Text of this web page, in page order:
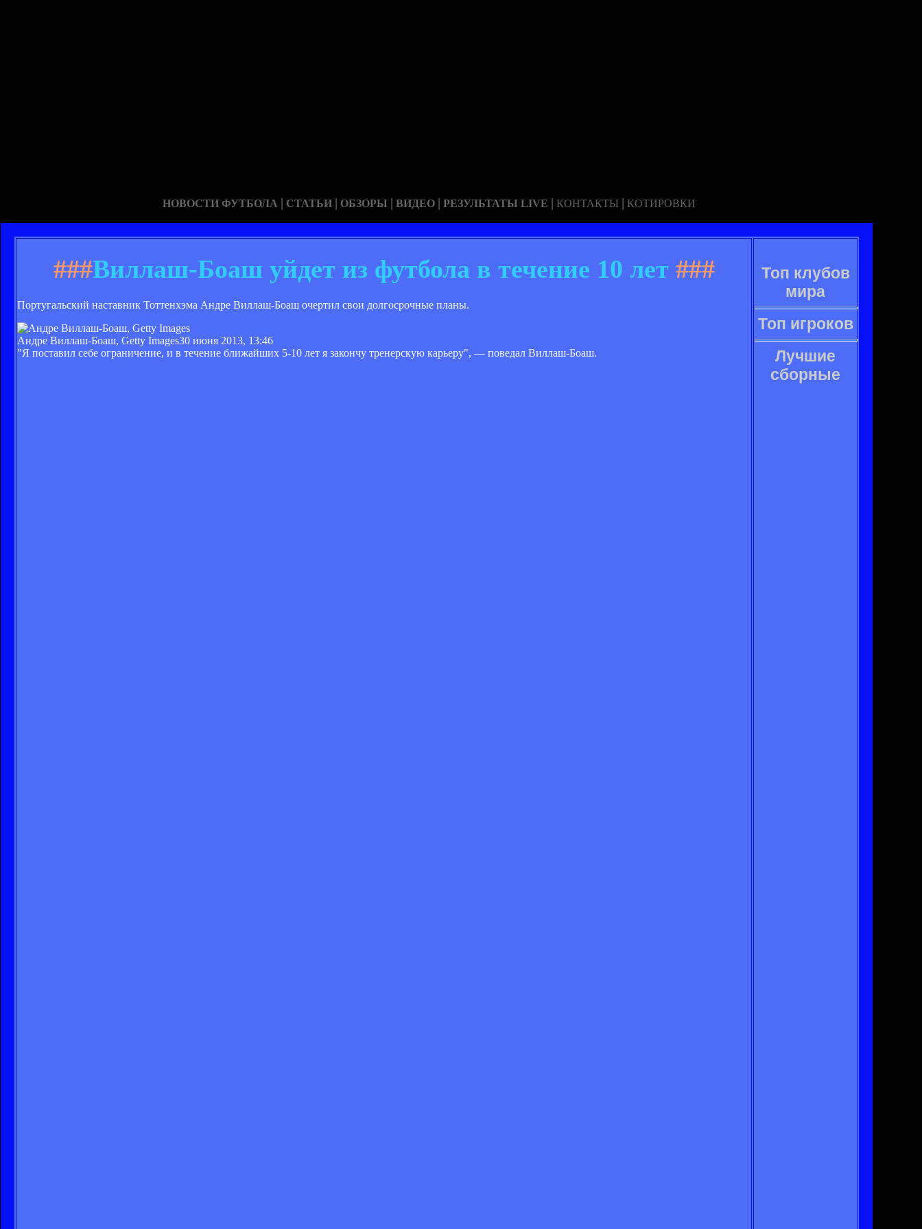
НОВОСТИ ФУТБОЛА | СТАТЬИ | ОБЗОРЫ | ВИДЕО | РЕЗУЛЬТАТЫ LIVE | КОНТАКТЫ | КОТИРОВКИ
###Виллаш-Боаш уйдет из футбола в течение 10 лет ###
Португальский наставник Тоттенхэма Андре Виллаш-Боаш очертил свои долгосрочные планы.
Андре Виллаш-Боаш, Getty Images30 июня 2013, 13:46
"Я поставил себе ограничение, и в течение ближайших 5-10 лет я закончу тренерскую карьеру", — поведал Виллаш-Боаш.
Топ клубов
мира
Топ игроков
Лучшие
сборные